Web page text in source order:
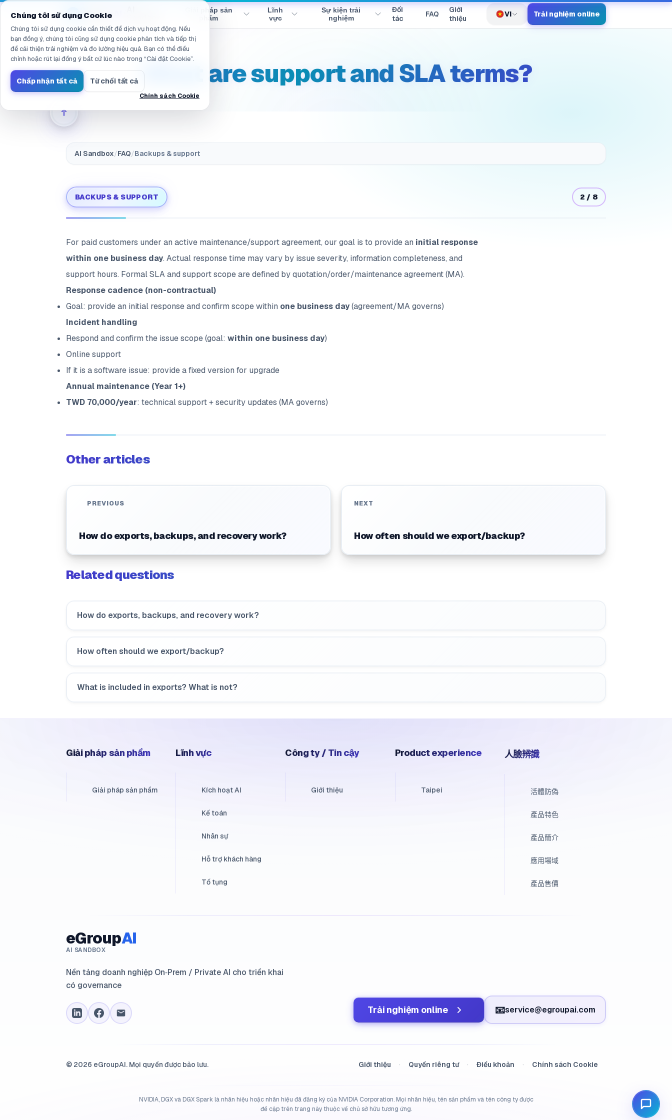
Đã điều hướng đến /vi/products/ai-sandbox/faq/support.sla
eGroup
Giải pháp sản
phẩm
Lĩnh
vực
Sự kiện trải
nghiệm
Đối
tác
FAQ
Giới
thiệu
Chuyển ngôn ngữ
VI Trải nghiệm online
What are support and SLA terms?
AI Sandbox/FAQ/Backups & support
BACKUPS & SUPPORT 2 / 8
For paid customers under an active maintenance/support agreement, our goal is to provide an initial response
within one business day. Actual response time may vary by issue severity, information completeness, and
support hours. Formal SLA and support scope are defined by quotation/order/maintenance agreement (MA).
Response cadence (non-contractual)
Goal: provide an initial response and confirm scope within one business day(agreement/MA governs)
Incident handling
Respond and confirm the issue scope (goal: within one business day)
Online support
If it is a software issue: provide a fixed version for upgrade
Annual maintenance (Year 1+)
TWD 70,000/year: technical support + security updates (MA governs)
Other articles
PREVIOUS
How do exports, backups, and recovery work?
NEXT
How often should we export/backup?
Related questions
How do exports, backups, and recovery work?
How often should we export/backup?
What is included in exports? What is not?
Giải pháp sản phẩm
Giải pháp sản phẩm
Lĩnh vực
Kích hoạt AI
Kế toán
Nhân sự
Hỗ trợ khách hàng
Tố tụng
Công ty / Tin cậy
Giới thiệu
Product experience
Taipei
人臉辨識
活體防偽
產品特色
產品簡介
應用場域
產品售價
eGroupAI
AI SANDBOX
Nền tảng doanh nghiệp On‑Prem / Private AI cho triển khai
có governance
Trải nghiệm online 📧service@egroupai.com
© 2026 eGroupAI. Mọi quyền được bảo lưu. Giới thiệu · Quyền riêng tư · Điều khoản · Chính sách Cookie
NVIDIA, DGX và DGX Spark là nhãn hiệu hoặc nhãn hiệu đã đăng ký của NVIDIA Corporation. Mọi nhãn hiệu, tên sản phẩm và tên công ty được
đề cập trên trang này thuộc về chủ sở hữu tương ứng.
Chúng tôi sử dụng Cookie
Chúng tôi sử dụng cookie cần thiết để dịch vụ hoạt động. Nếu
bạn đồng ý, chúng tôi cũng sử dụng cookie phân tích và tiếp thị
để cải thiện trải nghiệm và đo lường hiệu quả. Bạn có thể điều
chỉnh hoặc rút lại đồng ý bất cứ lúc nào trong “Cài đặt Cookie”.
Chấp nhận tất cả Từ chối tất cả
Chính sách Cookie